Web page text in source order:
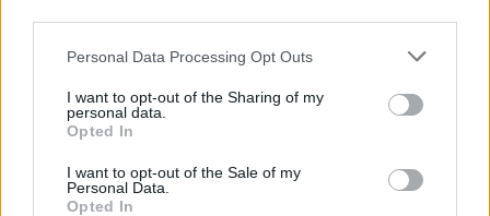
Please note that this website/app uses one or more Google
not limited to your visit or usage behaviour. You may click to
grant or deny consent to Google and its third-party tags to
use your data for below specified purposes in below Google
consent section.
Personal Data Processing Opt Outs
I want to opt-out of the Sharing of my
personal data.
Opted In
I want to opt-out of the Sale of my
Personal Data.
Opted In
Inviaci le tue segnalazioni,
i tuoi video e le tue foto
345 356 7512